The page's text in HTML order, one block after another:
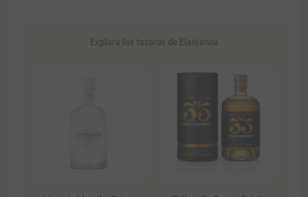
Explora los tesoros de Elenianna